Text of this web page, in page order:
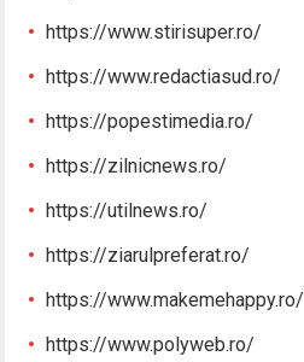
https://www.stirisuper.ro/
https://www.redactiasud.ro/
https://popestimedia.ro/
https://zilnicnews.ro/
https://utilnews.ro/
https://ziarulpreferat.ro/
https://www.makemehappy.ro/
https://www.polyweb.ro/